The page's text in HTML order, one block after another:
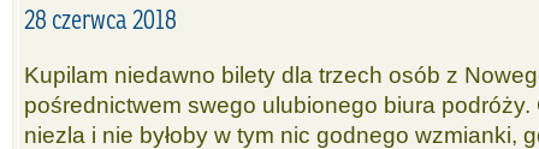
28 czerwca 2018
Kupilam niedawno bilety dla trzech osób z
pośrednictwem swego ulubionego biura podróży.
niezla i nie byłoby w tym nic godnego wzmianki,